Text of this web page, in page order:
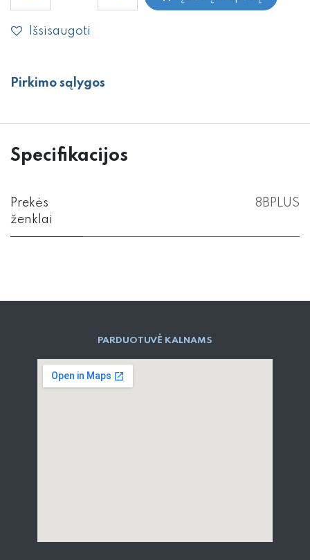
Išsisaugoti
Pirkimo sąlygos
Specifikacijos
Prekės
ženklai
8BPLUS
PARD​UOTUVĖ​ KALNAMS